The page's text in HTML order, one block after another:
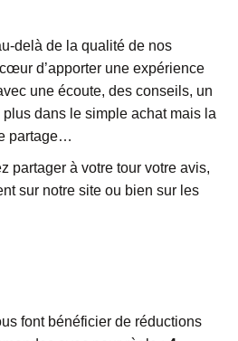
delà de la qualité de nos
d’apporter une expérience
une écoute, des conseils, un
dans le simple achat mais la
partage…
partager à votre tour votre avis,
sur notre site ou bien sur les
font bénéficier de réductions